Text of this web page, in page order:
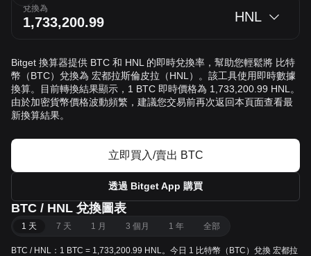
兌換為
HNL
Bitget 換算器提供 BTC 和 HNL 的即時兌換率，幫助您輕鬆將 比特
幣（BTC）兌換為 宏都拉斯倫皮拉（HNL）。該工具使用即時數據
換算。目前轉換結果顯示，1 BTC 即時價格為 1,733,200.99 HNL。
由於加密貨幣價格波動頻繁，建議您交易前再次返回本頁面查看最
新換算結果。
立即買入/賣出 BTC
透過 Bitget App 購買
BTC / HNL 兌換圖表
1 天 7 天 1 月 3 個月 1 年 全部
BTC / HNL：1 BTC = 1,733,200.99 HNL。今日 1 比特幣（BTC）兌換 宏都拉